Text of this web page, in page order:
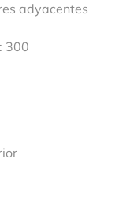
adyacentes
300